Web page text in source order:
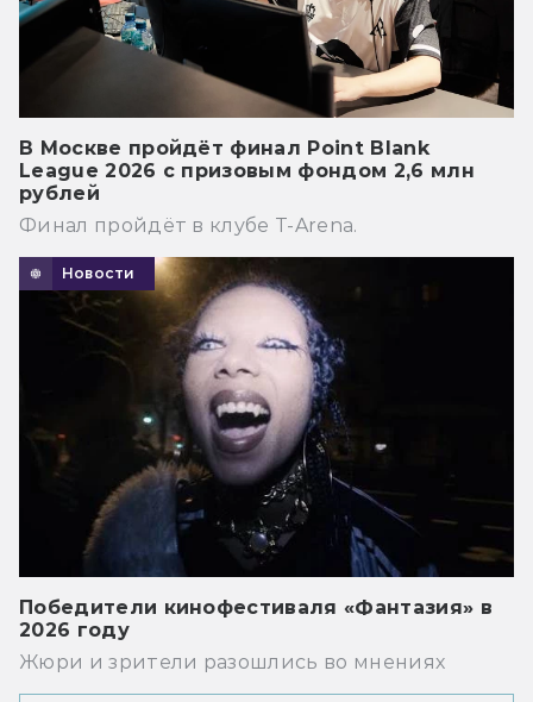
В Москве пройдёт финал Point Blank
League 2026 с призовым фондом 2,6 млн
рублей
Финал пройдёт в клубе T-Arena.
Новости
Победители кинофестиваля «Фантазия» в
2026 году
Жюри и зрители разошлись во мнениях